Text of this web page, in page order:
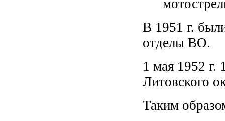
В 1951 г.
отделы ВО.
1 мая 1952
Литовского
Таким